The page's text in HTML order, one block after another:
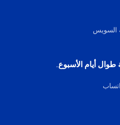
السويس
أيام الأسبوع.